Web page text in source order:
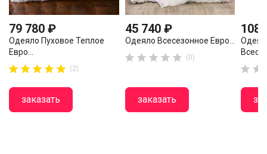
79 780 ₽
Одеяло Пуховое Теплое
Евро...

 (2)
заказать
45 740 ₽
Одеяло Всесезонное Евро...
     (0)
заказать
108
 